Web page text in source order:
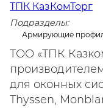
ТПК КазКомТорг
Подразделы:
Армирующие
ТОО «ТПК
для оконных
Thyssen,